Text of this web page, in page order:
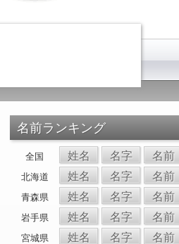
名前ランキング
全国 姓名 名字 名前
北海道 姓名 名字 名前
青森県 姓名 名字 名前
岩手県 姓名 名字 名前
宮城県 姓名 名字 名前